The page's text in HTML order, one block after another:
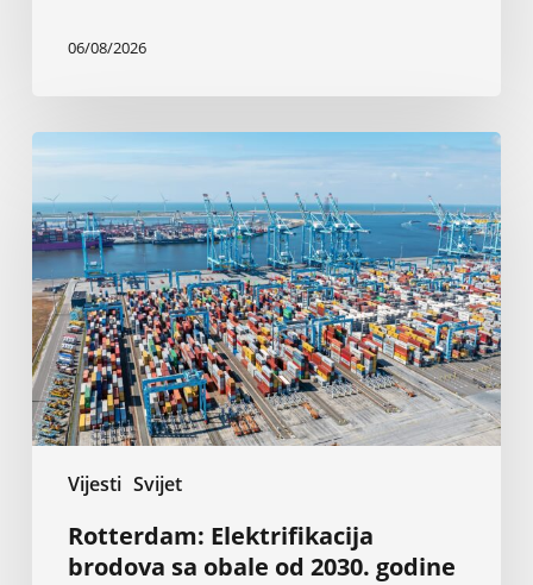
06/08/2026
Vijesti Svijet
Rotterdam:
brodova
sa
obale
od
2030.
godine
Rotterdam: Elektrifikacija
brodova sa obale od 2030. godine